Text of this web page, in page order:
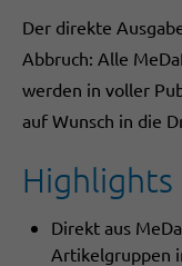
Der direkte
Abbruch: Alle
werden in voller
auf Wunsch in die
Highlights
Direkt aus
Artikelgruppen